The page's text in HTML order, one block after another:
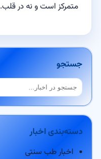
متمرکز است و نه در قلب.
جستجو
جستجو
دسته‌بندی اخبار
اخبار طب سنتی